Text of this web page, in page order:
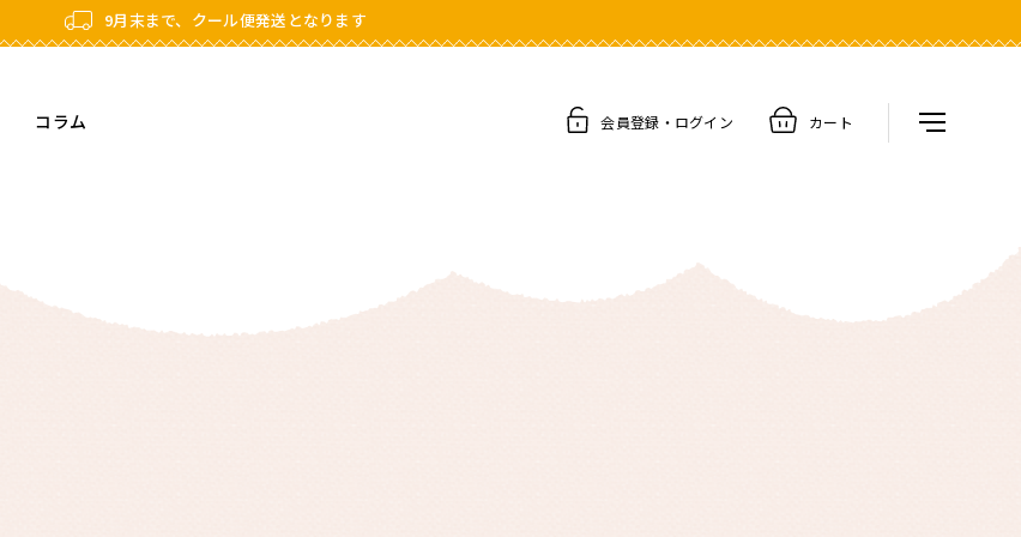
9月末まで、クール便発送となります
コラム 会員登録・ログイン カート